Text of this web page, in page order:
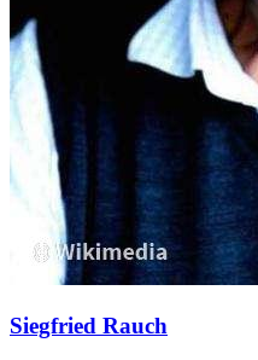
Siegfried Rauch